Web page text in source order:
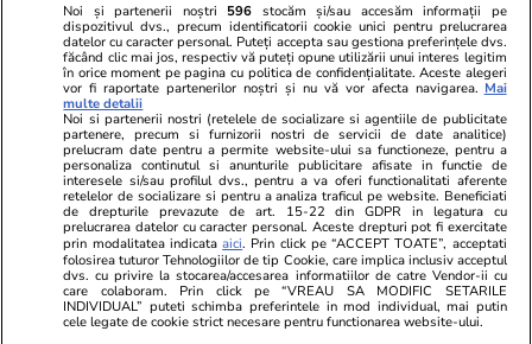
Vacanțe și Cultură 08:48
Prea săraci pentru vacanțe: 6 din
10 români nu au bani pentru o
săptămână de concediu
Lifestyle
Un patron
făcut
dat afară
respect
Lifestyle 01 aug.
Cum se face cafeaua la presa
Noi și partenerii noștri 596 stocăm și/sau accesăm informații pe
dispozitivul dvs., precum identificatorii cookie unici pentru prelucrarea
datelor cu caracter personal. Puteți accepta sau gestiona preferințele dvs.
făcând clic mai jos, respectiv vă puteți opune utilizării unui interes legitim
în orice moment pe pagina cu politica de confidențialitate. Aceste alegeri
vor fi raportate partenerilor noștri și nu vă vor afecta navigarea. Mai
multe detalii
Noi si partenerii nostri (retelele de socializare si agentiile de publicitate
partenere, precum si furnizorii nostri de servicii de date analitice)
prelucram date pentru a permite website-ului sa functioneze, pentru a
personaliza continutul si anunturile publicitare afisate in functie de
interesele si/sau profilul dvs., pentru a va oferi functionalitati aferente
retelelor de socializare si pentru a analiza traficul pe website. Beneficiati
de drepturile prevazute de art. 15-22 din GDPR in legatura cu
prelucrarea datelor cu caracter personal. Aceste drepturi pot fi exercitate
prin modalitatea indicataaici. Prin click pe “ACCEPT TOATE”, acceptati
folosirea tuturor Tehnologiilor de tip Cookie, care implica inclusiv acceptul
dvs. cu privire la stocarea/accesarea informatiilor de catre Vendor-ii cu
care colaboram. Prin click pe “VREAU SA MODIFIC SETARILE
INDIVIDUAL” puteti schimba preferintele in mod individual, mai putin
cele legate de cookie strict necesare pentru functionarea website-ului.